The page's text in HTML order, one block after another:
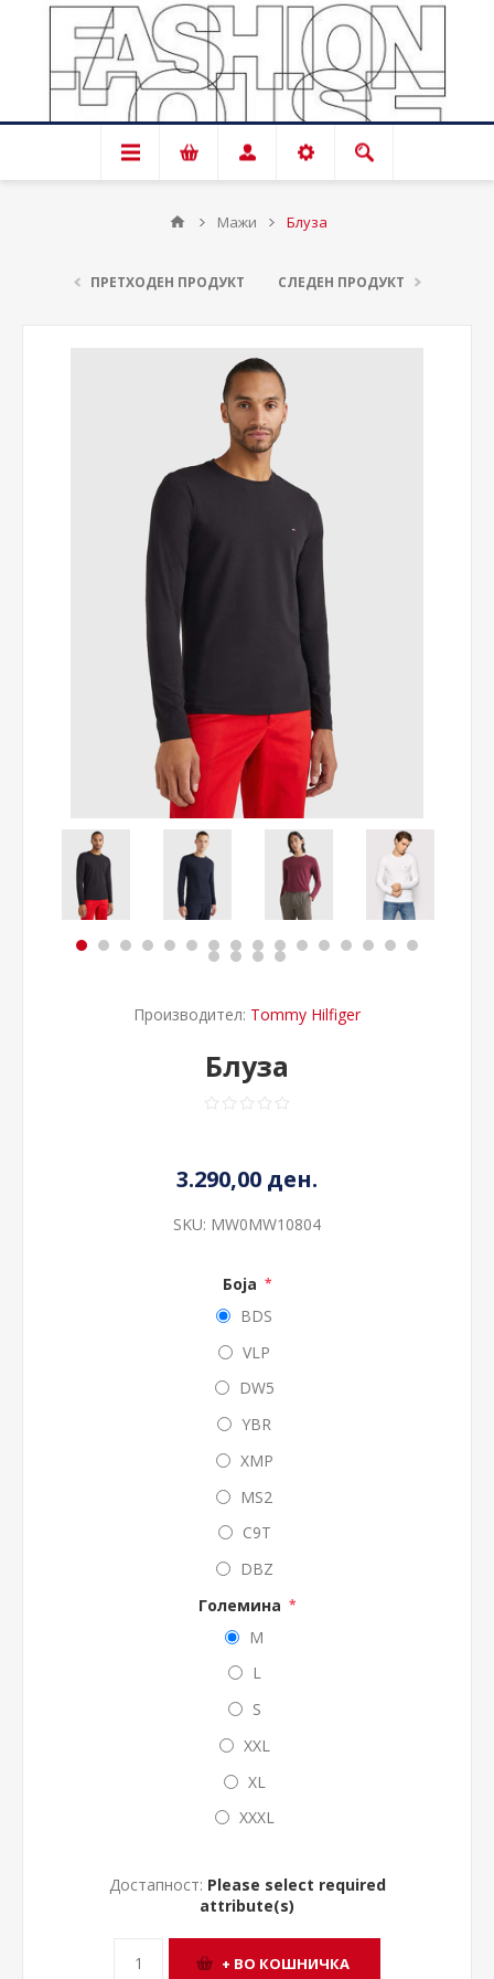
Мажи Блуза
ПРЕТХОДЕН ПРОДУКТ СЛЕДЕН ПРОДУКТ
Производител: Tommy Hilfiger
Блуза
3.290,00 ден.
SKU: MW0MW10804
Боја *
BDS
VLP
DW5
YBR
XMP
MS2
C9T
DBZ
Големина *
M
L
S
XXL
XL
XXXL
Достапност: Please select required
attribute(s)